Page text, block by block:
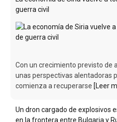
Con un crecimiento previsto de
unas perspectivas alentadoras
comienza a recuperarse
Un dron cargado de explosivos
en la frontera entre Bulgaria y